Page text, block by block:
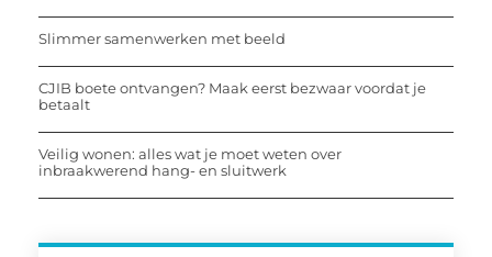
Slimmer samenwerken met beeld
CJIB boete ontvangen? Maak eerst bezwaar voordat je
betaalt
Veilig wonen: alles wat je moet weten over
inbraakwerend hang- en sluitwerk